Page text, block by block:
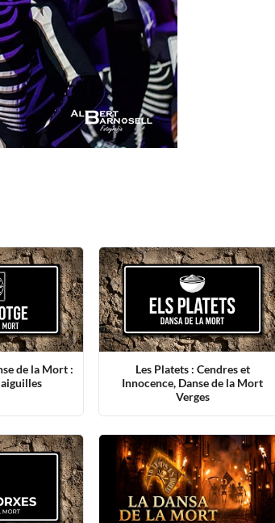
de la Mort :
Les Platets : Cendres et
Innocence, Danse de la Mort
Verges